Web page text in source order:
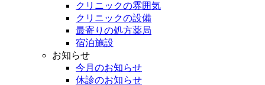
クリニックの雰囲気
クリニックの設備
最寄りの処方薬局
宿泊施設
お知らせ
今月のお知らせ
休診のお知らせ